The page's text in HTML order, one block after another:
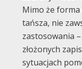
Mimo że
tańsza, nie
zastosowania
złożonych
sytuacjach